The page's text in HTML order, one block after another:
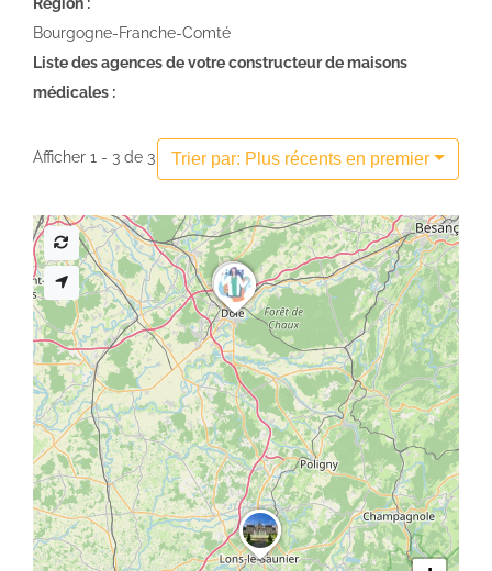
Bourgogne-Franche-Comté
Liste des agences de votre constructeur de maisons
médicales :
Afficher 1 - 3 de 3 Trier par: Plus récents en premier